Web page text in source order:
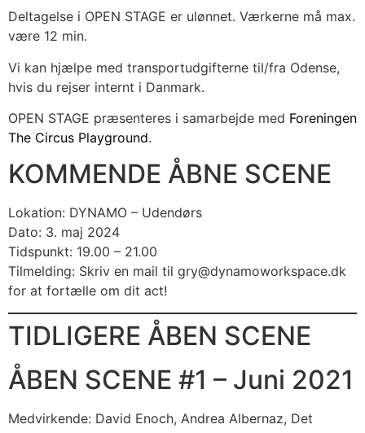
Deltagelse i OPEN STAGE er ulønnet. Værkerne må max.
være 12 min.
Vi kan hjælpe med transportudgifterne til/fra Odense,
hvis du rejser internt i Danmark.
OPEN STAGE præsenteres i samarbejde med Foreningen
The Circus Playground.
KOMMENDE ÅBNE SCENE
Lokation: DYNAMO – Udendørs
Dato: 3. maj 2024
Tidspunkt: 19.00 – 21.00
Tilmelding: Skriv en mail til gry@dynamoworkspace.dk
for at fortælle om dit act!
TIDLIGERE ÅBEN SCENE
ÅBEN SCENE #1 – Juni 2021
Medvirkende: David Enoch, Andrea Albernaz, Det